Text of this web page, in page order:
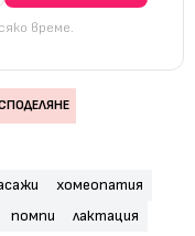
време.
хомеопатия
помпи лактация